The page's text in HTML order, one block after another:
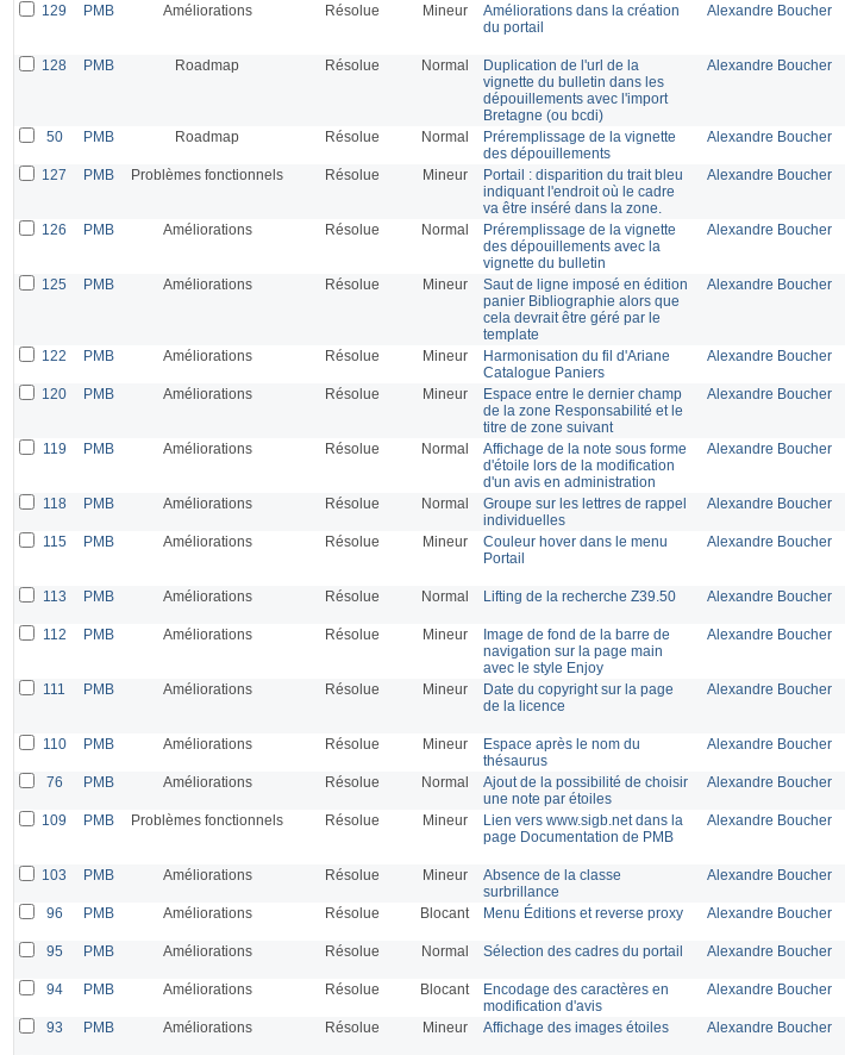
129 PMB Améliorations Résolue Mineur
Améliorations dans la création
du portail
Alexandre Boucher
128 PMB Roadmap Résolue Normal
Duplication de l'url de la
vignette du bulletin dans les
dépouillements avec l'import
Bretagne (ou bcdi)
Alexandre Boucher
50 PMB Roadmap Résolue Normal
Préremplissage de la vignette
des dépouillements
Alexandre Boucher
127 PMB Problèmes fonctionnels Résolue Mineur
Portail : disparition du trait bleu
indiquant l'endroit où le cadre
va être inséré dans la zone.
Alexandre Boucher
126 PMB Améliorations Résolue Normal
Préremplissage de la vignette
des dépouillements avec la
vignette du bulletin
Alexandre Boucher
125 PMB Améliorations Résolue Mineur
Saut de ligne imposé en édition
panier Bibliographie alors que
cela devrait être géré par le
template
Alexandre Boucher
122 PMB Améliorations Résolue Mineur
Harmonisation du fil d'Ariane
Catalogue Paniers
Alexandre Boucher
120 PMB Améliorations Résolue Mineur
Espace entre le dernier champ
de la zone Responsabilité et le
titre de zone suivant
Alexandre Boucher
119 PMB Améliorations Résolue Normal
Affichage de la note sous forme
d'étoile lors de la modification
d'un avis en administration
Alexandre Boucher
118 PMB Améliorations Résolue Normal
Groupe sur les lettres de rappel
individuelles
Alexandre Boucher
115 PMB Améliorations Résolue Mineur
Couleur hover dans le menu
Portail
Alexandre Boucher
113 PMB Améliorations Résolue Normal Lifting de la recherche Z39.50 Alexandre Boucher
112 PMB Améliorations Résolue Mineur
Image de fond de la barre de
navigation sur la page main
avec le style Enjoy
Alexandre Boucher
111 PMB Améliorations Résolue Mineur
Date du copyright sur la page
de la licence
Alexandre Boucher
110 PMB Améliorations Résolue Mineur
Espace après le nom du
thésaurus
Alexandre Boucher
76 PMB Améliorations Résolue Normal
Ajout de la possibilité de choisir
une note par étoiles
Alexandre Boucher
109 PMB Problèmes fonctionnels Résolue Mineur
Lien vers www.sigb.net dans la
page Documentation de PMB
Alexandre Boucher
103 PMB Améliorations Résolue Mineur
Absence de la classe
surbrillance
Alexandre Boucher
96 PMB Améliorations Résolue Blocant Menu Éditions et reverse proxy Alexandre Boucher
95 PMB Améliorations Résolue Normal Sélection des cadres du portail Alexandre Boucher
94 PMB Améliorations Résolue Blocant
Encodage des caractères en
modification d'avis
Alexandre Boucher
93 PMB Améliorations Résolue Mineur Affichage des images étoiles Alexandre Boucher